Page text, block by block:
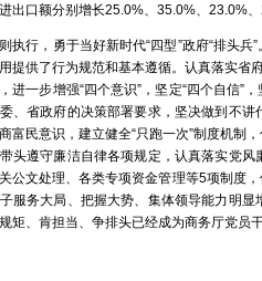
出口额分别增长25.0%、35.0%、23.0%
行，勇于当好新时代“四型”政府“排头兵
提供了行为规范和基本遵循。认真落实省
进一步增强“四个意识”，坚定“四个自信
、省政府的决策部署要求，坚决做到不
富民意识，建立健全“只跑一次”制度机制
头遵守廉洁自律各项规定，认真落实党
公文处理、各类专项资金管理等5项制度
服务大局、把握大势、集体领导能力明
矩、肯担当、争排头已经成为商务厅党员